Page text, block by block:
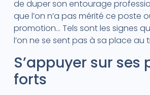
de duper son entourage
que l’on n’a pas mérité ce poste
promotion… Tels sont les signes
l’on ne se sent pas à sa place au
S’appuyer sur ses
forts